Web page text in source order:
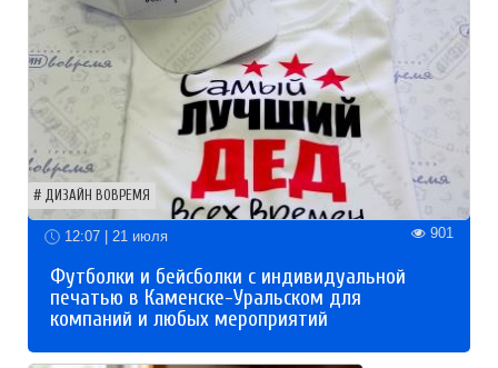
ДИЗАЙН ВОВРЕМЯ
12:07 | 21 июля 901
Футболки и бейсболки с индивидуальной
печатью в Каменске-Уральском для
компаний и любых мероприятий